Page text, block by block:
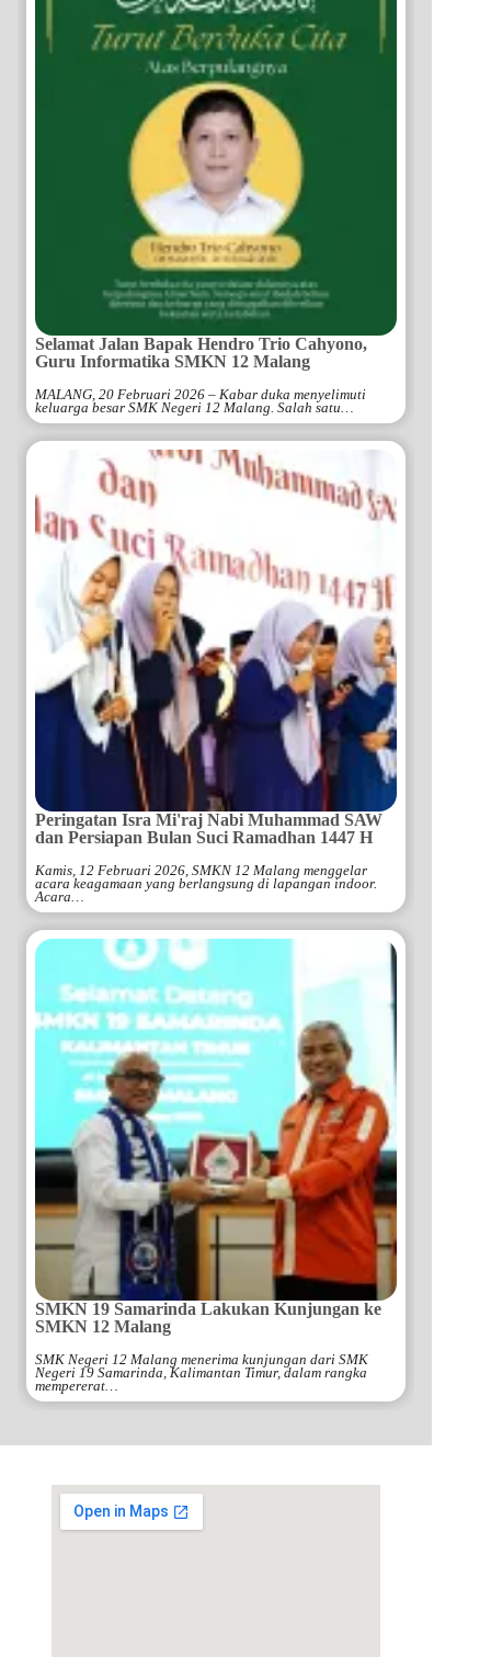
Selamat Jalan Bapak Hendro Trio Cahyono,
Guru Informatika SMKN 12 Malang
MALANG, 20 Februari 2026 – Kabar duka menyelimuti
keluarga besar SMK Negeri 12 Malang. Salah satu…
Peringatan Isra Mi'raj Nabi Muhammad SAW
dan Persiapan Bulan Suci Ramadhan 1447 H
Kamis, 12 Februari 2026, SMKN 12 Malang menggelar
acara keagamaan yang berlangsung di lapangan indoor.
Acara…
SMKN 19 Samarinda Lakukan Kunjungan ke
SMKN 12 Malang
SMK Negeri 12 Malang menerima kunjungan dari SMK
Negeri 19 Samarinda, Kalimantan Timur, dalam rangka
mempererat…